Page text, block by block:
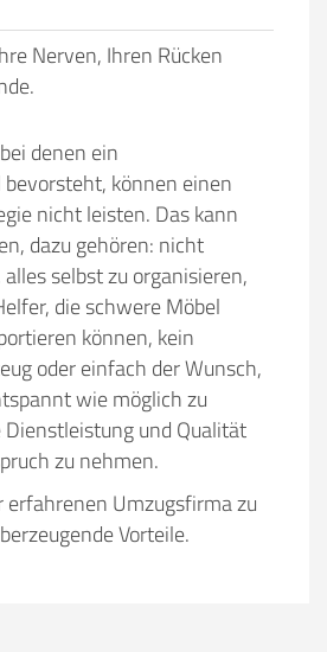
Nerven, Ihren Rücken
denen ein
können einen
nicht leisten. Das kann
dazu gehören: nicht
selbst zu organisieren,
die schwere Möbel
können, kein
oder einfach der Wunsch,
wie möglich zu
und Qualität
zu nehmen.
erfahrenen Umzugsfirma zu
Vorteile.